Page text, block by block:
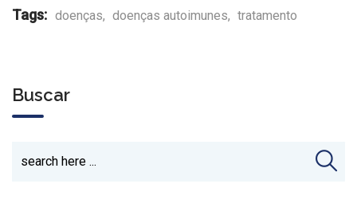
Tags: doenças, doenças autoimunes, tratamento
Buscar